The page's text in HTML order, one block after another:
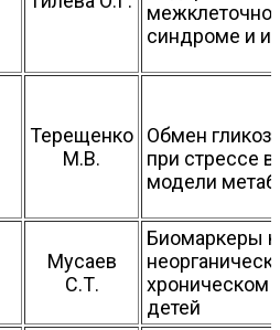
синдроме и
Терещенко
М.В.
Обмен
при стрессе
модели
Мусаев
С.Т.
Биомаркеры
хроническом
детей